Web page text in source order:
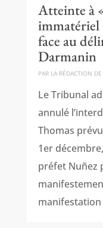
Atteinte à
face au
Darmanin
PAR LA RÉDACTION
Le Tribunal
annulé
Thomas
1er
préfet Nuñez
manifestation